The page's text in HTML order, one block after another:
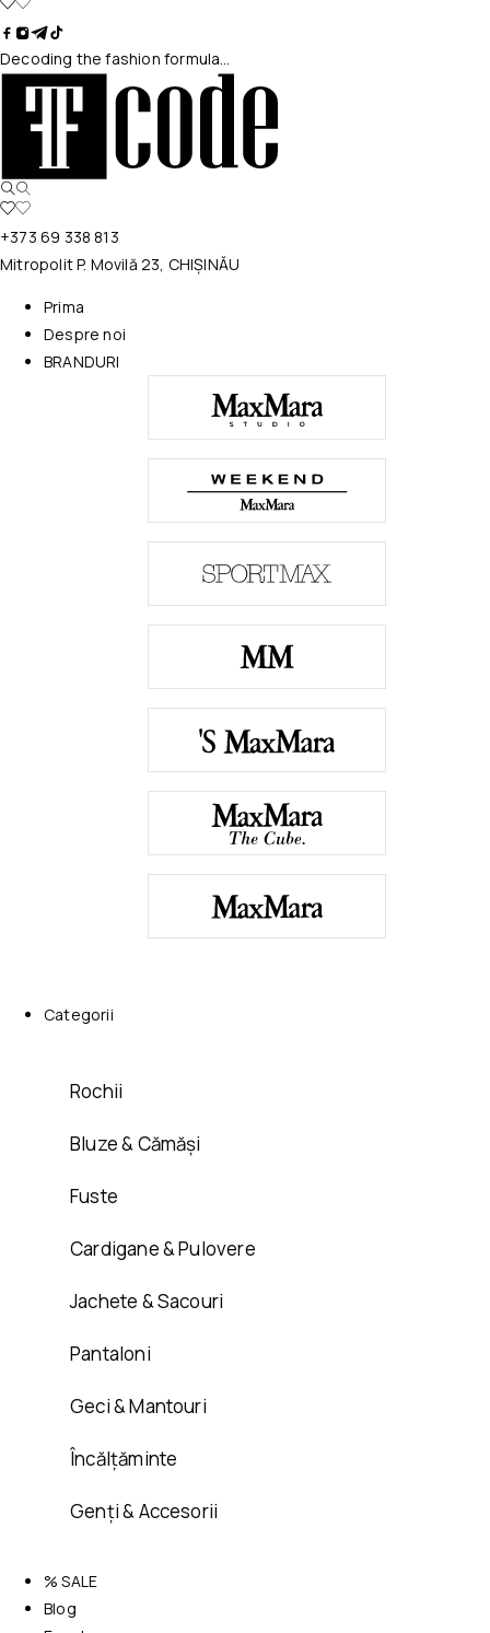
Decoding the fashion formula…
+373 69 338 813
Mitropolit P. Movilă 23, CHIȘINĂU
Prima
Despre noi
BRANDURI
Categorii
Rochii
Bluze & Cămăși
Fuste
Cardigane & Pulovere
Jachete & Sacouri
Pantaloni
Geci & Mantouri
Încălțăminte
Genți & Accesorii
% SALE
Blog